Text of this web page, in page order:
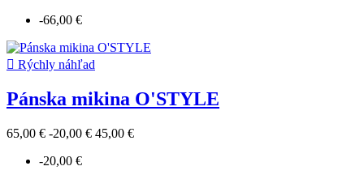
-66,00 €
 Rýchly náhľad
Pánska mikina O'STYLE
65,00 € -20,00 € 45,00 €
-20,00 €